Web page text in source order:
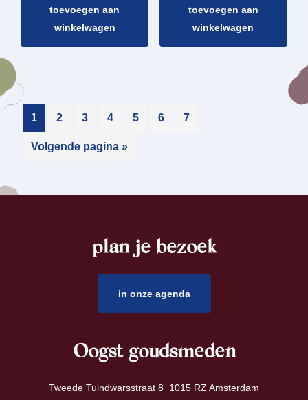
toevoegen aan
winkelwagen
toevoegen aan
winkelwagen
1 2 3 4 5 6 7
Volgende pagina »
plan je bezoek
in onze agenda
Oogst goudsmeden
Tweede Tuindwarsstraat 8 1015 RZ Amsterdam